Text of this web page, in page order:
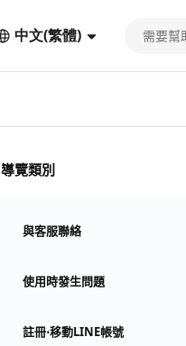
中文(繁體)
導覽類別
與客服聯絡
使用時發生問題
註冊⋅移動LINE帳號